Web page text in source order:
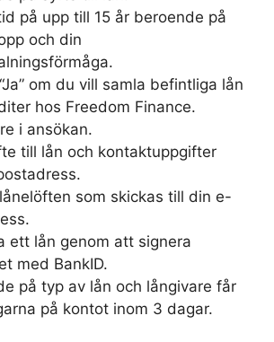
på upp till 15 år beroende på
och din
om du vill samla befintliga lån
hos Freedom Finance.
i ansökan.
till lån och kontaktuppgifter
som skickas till din e-
ett lån genom att signera
med BankID.
på typ av lån och långivare får
på kontot inom 3 dagar.